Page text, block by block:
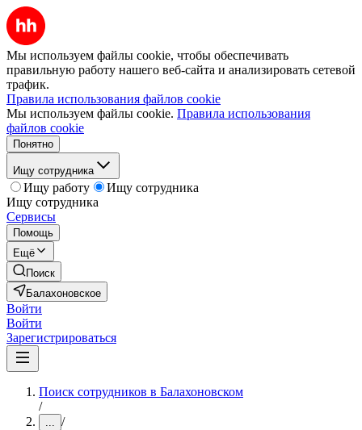
Мы используем файлы cookie, чтобы обеспечивать
правильную работу нашего веб-сайта и анализировать сетевой
трафик.
Правила использования файлов cookie
Мы используем файлы cookie. Правила использования
файлов cookie
Понятно
Ищу сотрудника
Ищу работу
Ищу сотрудника
Ищу сотрудника
Сервисы
Помощь
Ещё
Поиск
Балахоновское
Войти
Войти
Зарегистрироваться
Поиск сотрудников в Балахоновском
/
... /